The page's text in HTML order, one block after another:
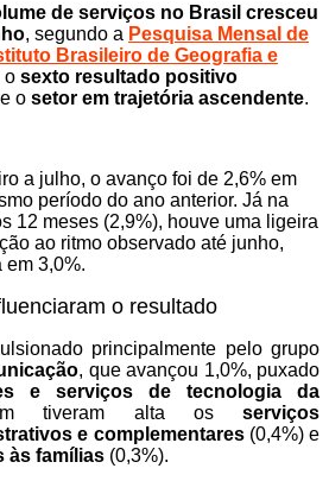
de serviços no Brasil cresceu
, segundo a Pesquisa Mensal de
Brasileiro de Geografia e
o sexto resultado positivo
o setor em trajetória ascendente.
a julho, o avanço foi de 2,6% em
período do ano anterior. Já na
12 meses (2,9%), houve uma ligeira
ao ritmo observado até junho,
em 3,0%.
o resultado
principalmente pelo grupo
, que avançou 1,0%, puxado
e serviços de tecnologia da
tiveram alta os serviços
e complementares (0,4%) e
às famílias (0,3%).